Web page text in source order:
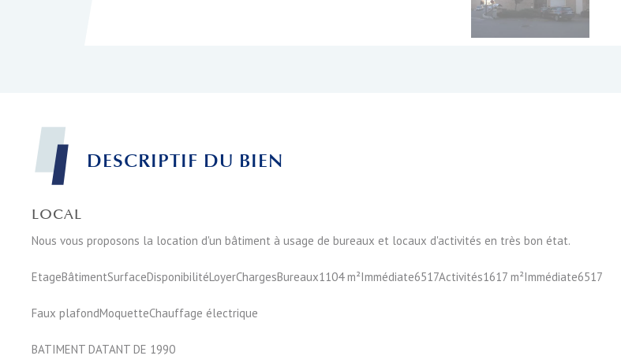
DESCRIPTIF DU BIEN
LOCAL
Nous vous proposons la location d'un bâtiment à usage de bureaux et locaux d'activités en très bon état.
EtageBâtimentSurfaceDisponibilitéLoyerChargesBureaux1104 m²Immédiate6517Activités1617 m²Immédiate6517
Faux plafondMoquetteChauffage électrique
BATIMENT DATANT DE 1990